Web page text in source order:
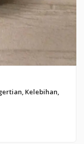
Kelebihan,